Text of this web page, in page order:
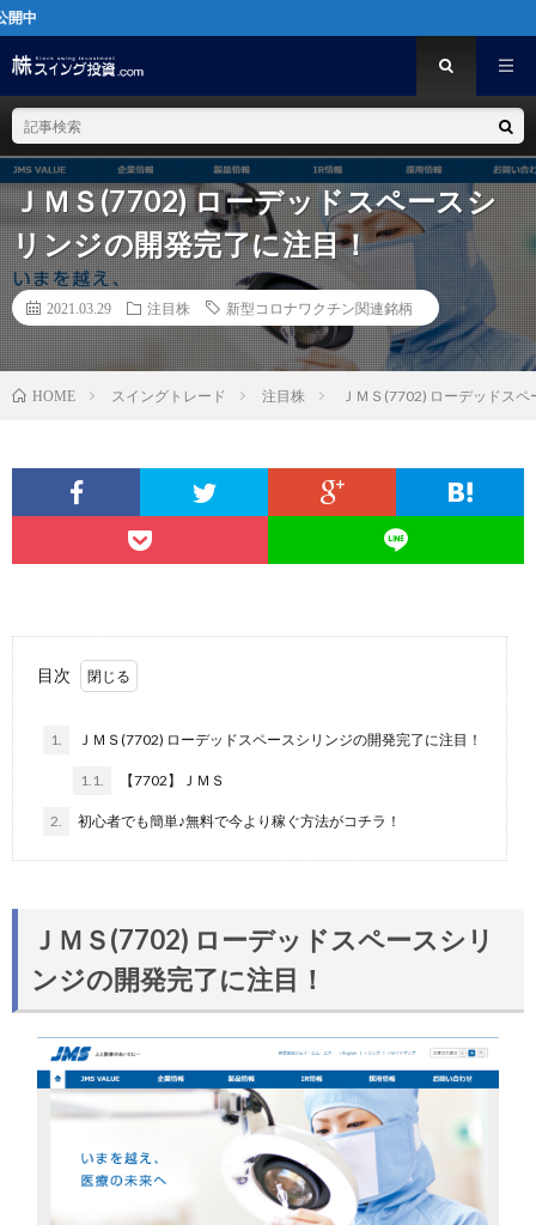
ＪＭＳ(7702) ローデッドスペースシ
リンジの開発完了に注目！
2021.03.29 注目株 新型コロナワクチン関連銘柄
HOME スイングトレード 注目株 ＪＭＳ(7702) ローデッドス
目次
1. ＪＭＳ(7702) ローデッドスペースシリンジの開発完了に注目！
1.1. 【7702】ＪＭＳ
2. 初心者でも簡単♪無料で今より稼ぐ方法がコチラ！
ＪＭＳ(7702) ローデッドスペースシリ
ンジの開発完了に注目！